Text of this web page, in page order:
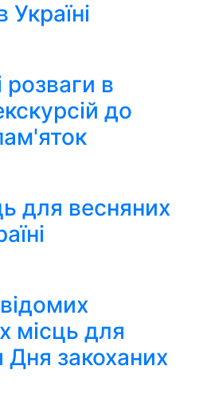
Україні
розваги в
до
для весняних
місць для
Дня закоханих